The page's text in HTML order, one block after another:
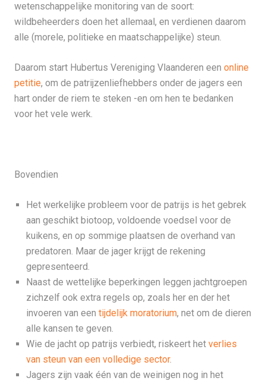
wetenschappelijke monitoring van de soort:
wildbeheerders doen het allemaal, en verdienen daarom
alle (morele, politieke en maatschappelijke) steun.
Daarom start Hubertus Vereniging Vlaanderen een online
petitie, om de patrijzenliefhebbers onder de jagers een
hart onder de riem te steken -en om hen te bedanken
voor het vele werk.
Bovendien
Het werkelijke probleem voor de patrijs is het gebrek
aan geschikt biotoop, voldoende voedsel voor de
kuikens, en op sommige plaatsen de overhand van
predatoren. Maar de jager krijgt de rekening
gepresenteerd.
Naast de wettelijke beperkingen leggen jachtgroepen
zichzelf ook extra regels op, zoals her en der het
invoeren van een tijdelijk moratorium, net om de dieren
alle kansen te geven.
Wie de jacht op patrijs verbiedt, riskeert het verlies
van steun van een volledige sector.
Jagers zijn vaak één van de weinigen nog in het